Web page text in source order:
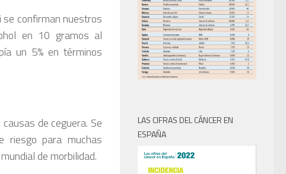
se confirman nuestros
en 10 gramos al
un 5% en términos
de ceguera. Se
riesgo para muchas
de morbilidad.
LAS CIFRAS DEL CÁNCER EN
ESPAÑA